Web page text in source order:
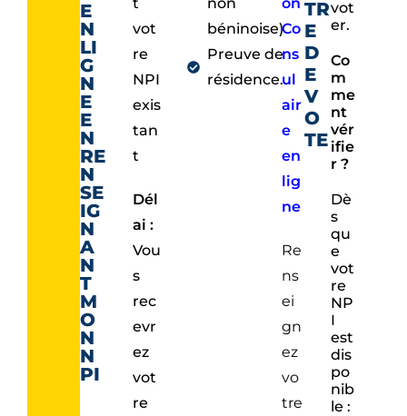
E
N
LI
G
N
E
E
N
RE
N
SE
IG
N
A
N
T
M
O
N
N
PI
vot
re
NPI
exis
tan
t
Dél
ai :
Vou
s
rec
evr
ez
vot
re
béninoise)
Preuve de
résidence.
Co
ns
ul
air
e
en
lig
ne
Re
ns
ei
gn
ez
vo
tre
TR
E
D
E
V
O
TE
vot
er.
Co
m
me
nt
vér
ifie
r ?
Dè
s
qu
e
vot
re
NP
I
est
dis
po
nib
le :